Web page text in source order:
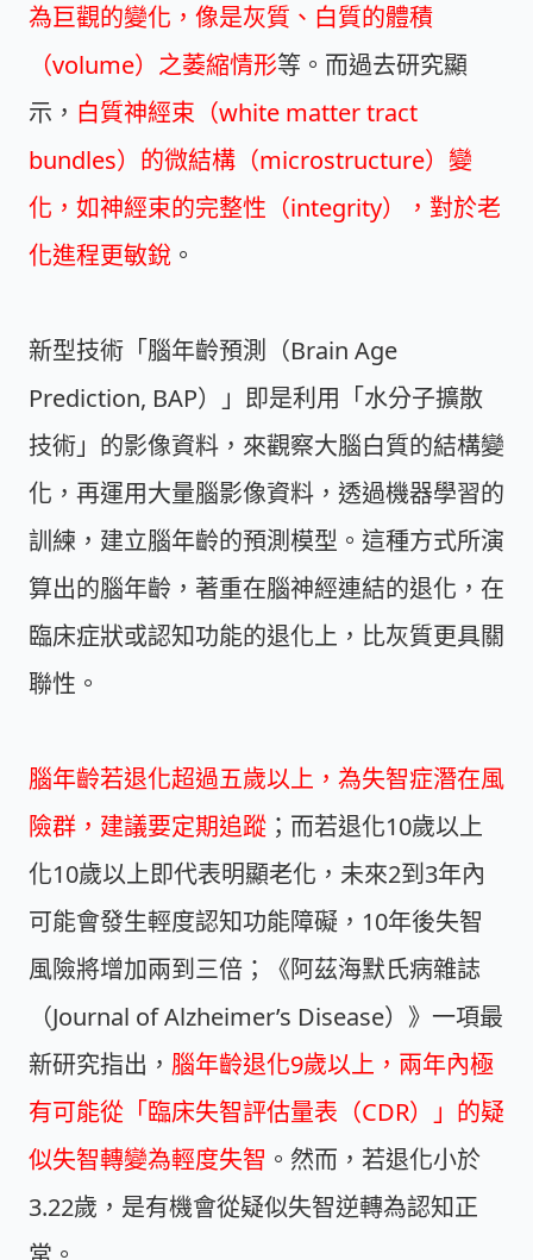
為巨觀的變化，像是灰質、白質的體積
（volume）之萎縮情形等。而過去研究顯
示， 白質神經束（white matter tract
bundles）的微結構（microstructure）變
化，如神經束的完整性（integrity），對於老
化進程更敏銳 。
新型技術「腦年齡預測（Brain Age
Prediction, BAP）」即是利用「水分子擴散
技術」的影像資料，來觀察大腦白質的結構變
化，再運用大量腦影像資料，透過機器學習的
訓練，建立腦年齡的預測模型。這種方式所演
算出的腦年齡，著重在腦神經連結的退化，在
臨床症狀或認知功能的退化上，比灰質更具關
聯性。
腦年齡若退化超過五歲以上，為失智症潛在風
險群，建議要定期追蹤 ；而若退化10歲以上
化10歲以上即代表明顯老化，未來2到3年內
可能會發生輕度認知功能障礙，10年後失智
風險將增加兩到三倍；《阿茲海默氏病雜誌
（Journal of Alzheimer’s Disease）》一項最
新研究指出， 腦年齡退化9歲以上，兩年內極
有可能從「臨床失智評估量表（CDR）」的疑
似失智轉變為輕度失智 。然而，若退化小於
3.22歲，是有機會從疑似失智逆轉為認知正